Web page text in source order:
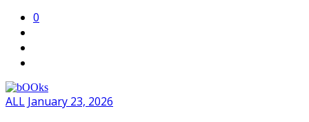
0
ALL January 23, 2026